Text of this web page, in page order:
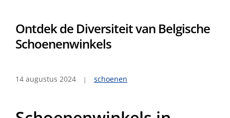
Ontdek de Diversiteit van Belgische
Schoenenwinkels
14 augustus 2024 schoenen